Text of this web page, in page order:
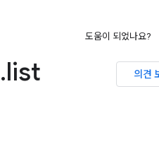
도움이 되었나요?
의견
.list